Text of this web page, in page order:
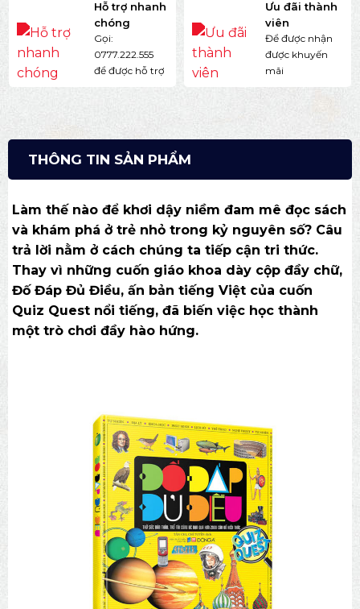
Hỗ trợ nhanh
chóng
Gọi:
0777.222.555
để được hỗ trợ
Ưu đãi thành
viên
Để được nhận
được khuyến
mãi
THÔNG TIN SẢN PHẨM
Làm thế nào để khơi dậy niềm đam mê đọc sách
và khám phá ở trẻ nhỏ trong kỷ nguyên số? Câu
trả lời nằm ở cách chúng ta tiếp cận tri thức.
Thay vì những cuốn giáo khoa dày cộp đầy chữ,
Đố Đáp Đủ Điều, ấn bản tiếng Việt của cuốn
Quiz Quest nổi tiếng, đã biến việc học thành
một trò chơi đầy hào hứng.